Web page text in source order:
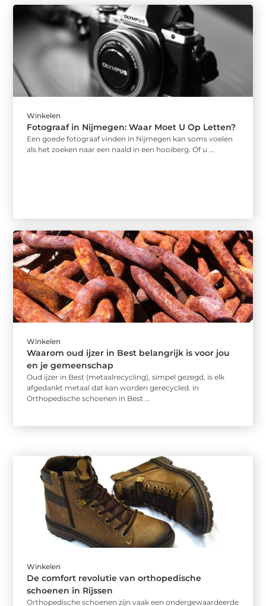
Winkelen
Fotograaf in Nijmegen: Waar Moet U Op Letten?
Een goede fotograaf vinden in Nijmegen kan soms voelen
als het zoeken naar een naald in een hooiberg. Of u ...
Winkelen
Waarom oud ijzer in Best belangrijk is voor jou
en je gemeenschap
Oud ijzer in Best (metaalrecycling), simpel gezegd, is elk
afgedankt metaal dat kan worden gerecycled. in
Orthopedische schoenen in Best ...
Winkelen
De comfort revolutie van orthopedische
schoenen in Rijssen
Orthopedische schoenen zijn vaak een ondergewaardeerde